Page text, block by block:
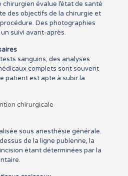
évalue l’état de santé
des objectifs de la chirurgie et
Des photographies
suivi avant-après.
sanguins, des analyses
complets sont souvent
patient est apte à subir la
chirurgicale
sous anesthésie générale.
de la ligne pubienne, la
étant déterminées par la